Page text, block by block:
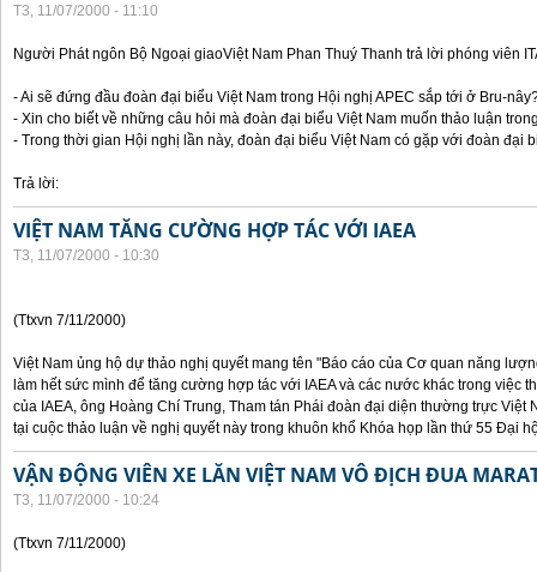
T3, 11/07/2000 - 11:10
Người Phát ngôn Bộ Ngoại giaoViệt Nam Phan Thuý Thanh trả lời phóng viên
- Ai sẽ đứng đầu đoàn đại biểu Việt Nam trong Hội nghị APEC sắp tới ở Bru-
- Xin cho biết về những câu hỏi mà đoàn đại biểu Việt Nam muốn thảo luận
- Trong thời gian Hội nghị lần này, đoàn đại biểu Việt Nam có gặp với đoàn đại
Trả lời:
VIỆT NAM TĂNG CƯỜNG HỢP TÁC VỚI IAEA
T3, 11/07/2000 - 10:30
(Ttxvn 7/11/2000)
Việt Nam ủng hộ dự thảo nghị quyết mang tên "Báo cáo của Cơ quan năng
làm hết sức mình để tăng cường hợp tác với IAEA và các nước khác trong việc
của IAEA, ông Hoàng Chí Trung, Tham tán Phái đoàn đại diện thường trực Việt
tại cuộc thảo luận về nghị quyết này trong khuôn khổ Khóa họp lần thứ 55 Đại
VẬN ĐỘNG VIÊN XE LĂN VIỆT NAM VÔ ĐỊCH ĐUA
T3, 11/07/2000 - 10:24
(Ttxvn 7/11/2000)